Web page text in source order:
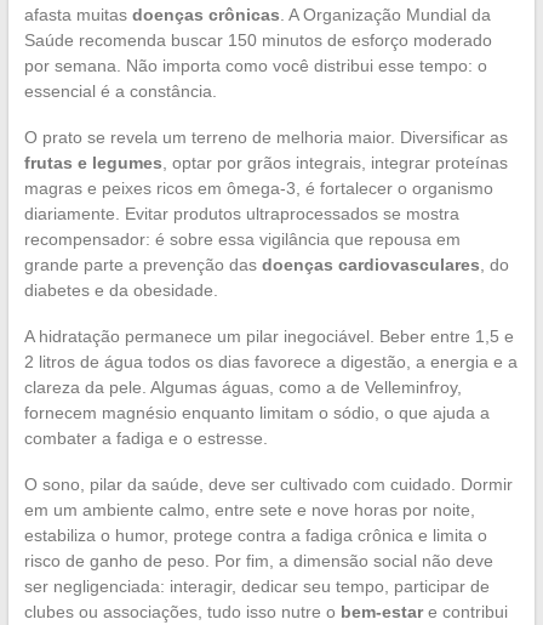
afasta muitas doenças crônicas . A Organização Mundial da
Saúde recomenda buscar 150 minutos de esforço moderado
por semana. Não importa como você distribui esse tempo: o
essencial é a constância.
O prato se revela um terreno de melhoria maior. Diversificar as
frutas e legumes , optar por grãos integrais, integrar proteínas
magras e peixes ricos em ômega-3, é fortalecer o organismo
diariamente. Evitar produtos ultraprocessados se mostra
recompensador: é sobre essa vigilância que repousa em
grande parte a prevenção das doenças cardiovasculares , do
diabetes e da obesidade.
A hidratação permanece um pilar inegociável. Beber entre 1,5 e
2 litros de água todos os dias favorece a digestão, a energia e a
clareza da pele. Algumas águas, como a de Velleminfroy,
fornecem magnésio enquanto limitam o sódio, o que ajuda a
combater a fadiga e o estresse.
O sono, pilar da saúde, deve ser cultivado com cuidado. Dormir
em um ambiente calmo, entre sete e nove horas por noite,
estabiliza o humor, protege contra a fadiga crônica e limita o
risco de ganho de peso. Por fim, a dimensão social não deve
ser negligenciada: interagir, dedicar seu tempo, participar de
clubes ou associações, tudo isso nutre o bem-estare contribui